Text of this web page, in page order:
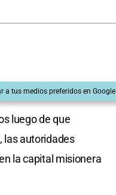
a tus medios preferidos en Google
luego de que
las autoridades
la capital misionera